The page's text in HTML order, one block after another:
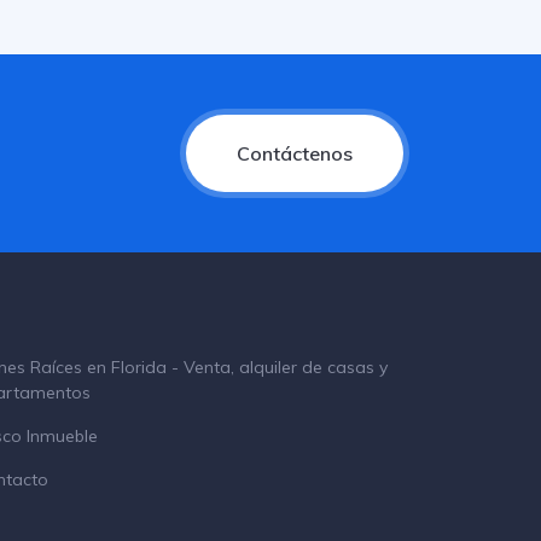
Contáctenos
Raíces en Florida - Venta, alquiler de casas y
Inmueble